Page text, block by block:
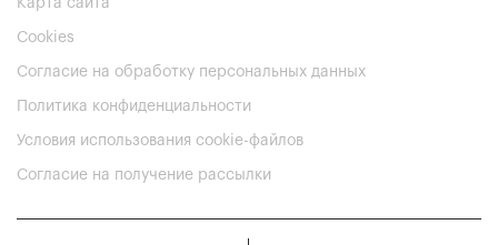
Карта сайта
Cookies
Согласие на обработку персональных данных
Политика конфиденциальности
Условия использования cookie-файлов
Согласие на получение рассылки